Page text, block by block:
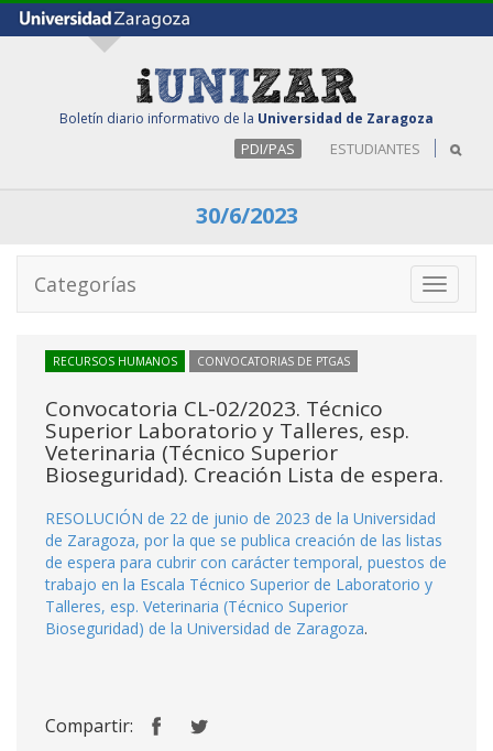
Boletín diario informativo de la Universidad de Zaragoza
PDI/PAS ESTUDIANTES
30/6/2023
Toggle
Categorías
RECURSOS HUMANOS CONVOCATORIAS DE PTGAS
Convocatoria CL-02/2023. Técnico
Superior Laboratorio y Talleres, esp.
Veterinaria (Técnico Superior
Bioseguridad). Creación Lista de espera.
RESOLUCIÓN de 22 de junio de 2023 de la Universidad
de Zaragoza, por la que se publica creación de las listas
de espera para cubrir con carácter temporal, puestos de
trabajo en la Escala Técnico Superior de Laboratorio y
Talleres, esp. Veterinaria (Técnico Superior
Bioseguridad) de la Universidad de Zaragoza.
Compartir: